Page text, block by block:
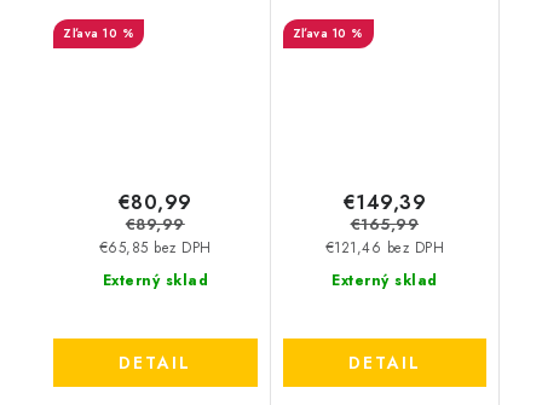
čierna - tyrkysová
10 %
Externý sklad
€65,85 bez DPH
€80,99
€89,99
DETAIL
ESD - čierna-žltá
10 %
Externý sklad
€121,46 bez DPH
€149,39
€165,99
DETAIL